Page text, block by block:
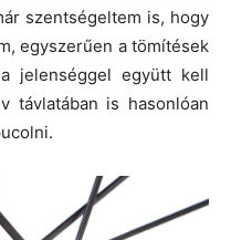
szentségeltem is, hogy
egyszerűen a tömítések
jelenséggel együtt kell
is hasonlóan